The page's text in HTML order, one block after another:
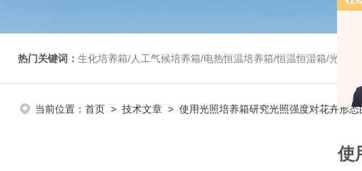
热门关键词： 生化培养箱/人工气候培养箱/电热恒温培养箱/恒温恒湿箱/光照培养箱/二氧化碳培养箱等/恒温干燥箱/
当前位置： 首页 > 技术文章 > 使用光照培养箱研究光照强度对花卉形态
使